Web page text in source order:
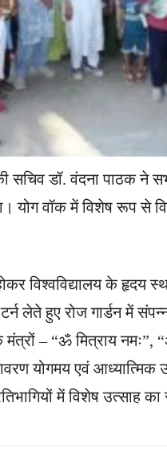
डॉ. वंदना पाठक ने
योग वॉक में विशेष रूप से
विश्वविद्यालय के हृदय
लेते हुए रोज गार्डन में
के मंत्रों – “ॐ मित्राय
योगमय एवं आध्यात्मिक
में विशेष उत्साह का